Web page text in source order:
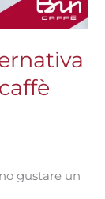
gustare un